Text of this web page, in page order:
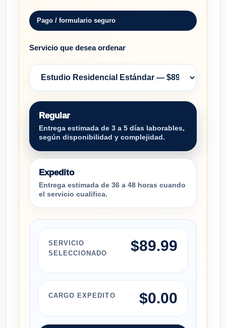
Pago / formulario seguro
Servicio que desea ordenar
Regular
Entrega estimada de 3 a 5 días laborables,
según disponibilidad y complejidad.
Expedito
Entrega estimada de 36 a 48 horas cuando
el servicio cualifica.
SERVICIO
SELECCIONADO
$89.99
CARGO EXPEDITO $0.00